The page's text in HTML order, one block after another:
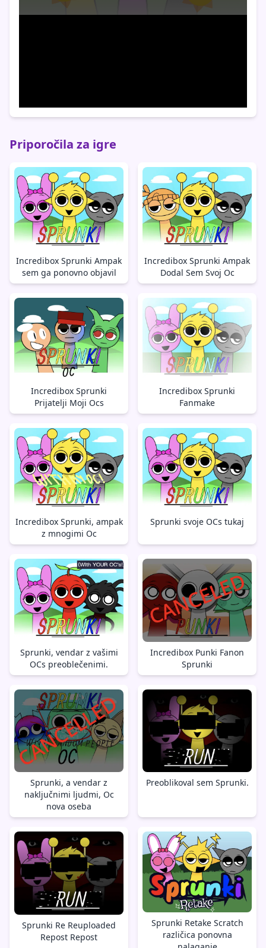
Priporočila za igre
Incredibox Sprunki Ampak
sem ga ponovno objavil
Incredibox Sprunki Ampak
Dodal Sem Svoj Oc
Incredibox Sprunki
Prijatelji Moji Ocs
Incredibox Sprunki
Fanmake
Incredibox Sprunki, ampak
z mnogimi Oc
Sprunki svoje OCs tukaj
Sprunki, vendar z vašimi
OCs preoblečenimi.
Incredibox Punki Fanon
Sprunki
Sprunki, a vendar z
naključnimi ljudmi, Oc
nova oseba
Preoblikoval sem Sprunki.
Sprunki Re Reuploaded
Repost Repost
Sprunki Retake Scratch
različica ponovna